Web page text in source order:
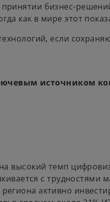
бизнес-
как в мире этот
если
источником
высокий темп
с трудностями
активно